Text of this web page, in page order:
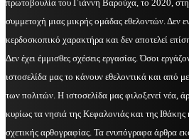
πρωτοβουλία του Γιάννη Βαρούχα, το 2020,
συμμετοχή μιας μικρής ομάδας εθελοντών. Δεν
κερδοσκοπικό χαρακτήρα και δεν αποτελεί
Δεν έχει έμμισθες σχέσεις εργασίας. Όσοι
ιστοσελίδα μας το κάνουν εθελοντικά και από
των πολιτών. Η ιστοσελίδα μας φιλοξενεί νέα,
κυρίως τα νησιά της Κεφαλονιάς και της
σχετικής αρθογραφίας. Τα ενυπόγραφα άρθρα